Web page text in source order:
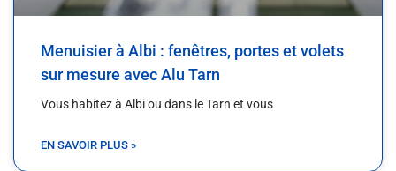
Menuisier à Albi : fenêtres, portes et volets
sur mesure avec Alu Tarn
Vous habitez à Albi ou dans le Tarn et vous
EN SAVOIR PLUS »